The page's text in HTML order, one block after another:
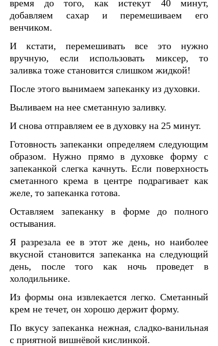
время до того, как истекут 40 минут,
добавляем сахар и перемешиваем его
венчиком.
И кстати, перемешивать все это нужно
вручную, если использовать миксер, то
заливка тоже становится слишком жидкой!
После этого вынимаем запеканку из духовки.
Выливаем на нее сметанную заливку.
И снова отправляем ее в духовку на 25 минут.
Готовность запеканки определяем следующим
образом. Нужно прямо в духовке форму с
запеканкой слегка качнуть. Если поверхность
сметанного крема в центре подрагивает как
желе, то запеканка готова.
Оставляем запеканку в форме до полного
остывания.
Я разрезала ее в этот же день, но наиболее
вкусной становится запеканка на следующий
день, после того как ночь проведет в
холодильнике.
Из формы она извлекается легко. Сметанный
крем не течет, он хорошо держит форму.
По вкусу запеканка нежная, сладко-ванильная
с приятной вишнёвой кислинкой.